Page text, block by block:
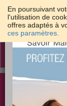
En poursuivant
l'utilisation de
offres adaptés à
ces paramètres.
Toggle
Les